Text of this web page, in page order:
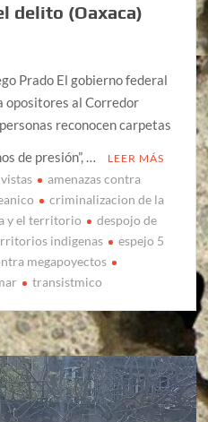
delito (Oaxaca)
Prado El gobierno federal
opositores al Corredor
reconocen carpetas
de presión”, …
LEER MÁS
amenazas contra
criminalizacion de la
y el territorio
despojo de
indigenas
espejo 5
megapoyectos
transistmico